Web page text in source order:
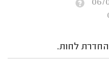
החדרת לחות.